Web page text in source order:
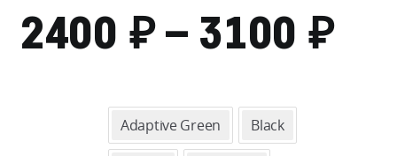
2400 ₽– 3100 ₽
Adaptive Green Black